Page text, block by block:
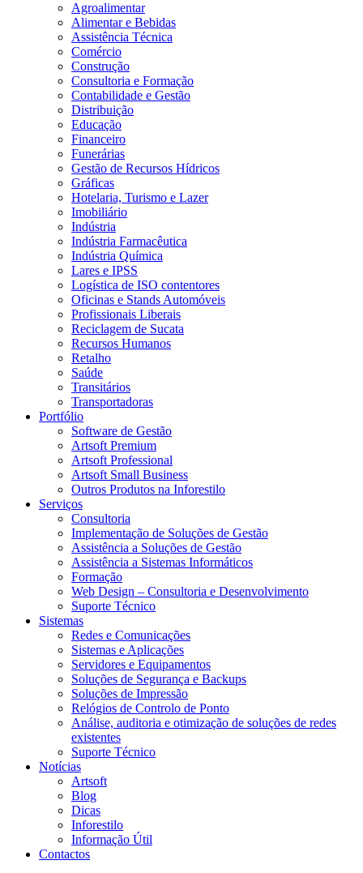
Agroalimentar
Alimentar e Bebidas
Assistência Técnica
Comércio
Construção
Consultoria e Formação
Contabilidade e Gestão
Distribuição
Educação
Financeiro
Funerárias
Gestão de Recursos Hídricos
Gráficas
Hotelaria, Turismo e Lazer
Imobiliário
Indústria
Indústria Farmacêutica
Indústria Química
Lares e IPSS
Logística de ISO contentores
Oficinas e Stands Automóveis
Profissionais Liberais
Reciclagem de Sucata
Recursos Humanos
Retalho
Saúde
Transitários
Transportadoras
Portfólio
Software de Gestão
Artsoft Premium
Artsoft Professional
Artsoft Small Business
Outros Produtos na Inforestilo
Serviços
Consultoria
Implementação de Soluções de Gestão
Assistência a Soluções de Gestão
Assistência a Sistemas Informáticos
Formação
Web Design – Consultoria e Desenvolvimento
Suporte Técnico
Sistemas
Redes e Comunicações
Sistemas e Aplicações
Servidores e Equipamentos
Soluções de Segurança e Backups
Soluções de Impressão
Relógios de Controlo de Ponto
Análise, auditoria e otimização de soluções de redes
existentes
Suporte Técnico
Notícias
Artsoft
Blog
Dicas
Inforestilo
Informação Útil
Contactos